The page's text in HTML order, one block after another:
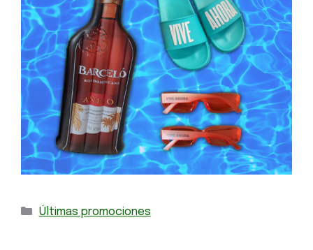
Últimas promociones